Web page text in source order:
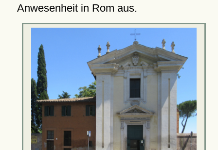
Anwesenheit in Rom aus.